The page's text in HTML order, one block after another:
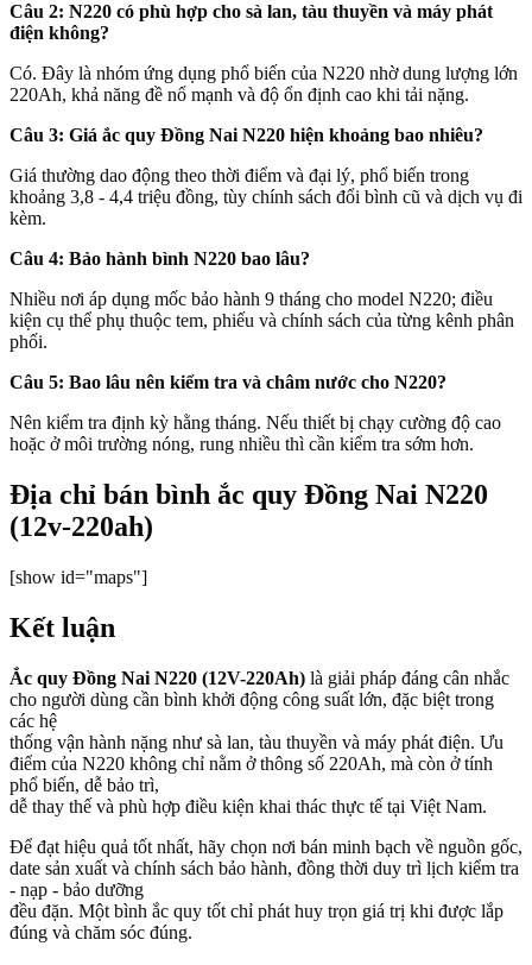
Câu 2: N220 có phù hợp cho sà lan, tàu thuyền và máy phát
điện không?
Có. Đây là nhóm ứng dụng phổ biến của N220 nhờ dung lượng lớn
220Ah, khả năng đề nổ mạnh và độ ổn định cao khi tải nặng.
Câu 3: Giá ắc quy Đồng Nai N220 hiện khoảng bao nhiêu?
Giá thường dao động theo thời điểm và đại lý, phổ biến trong
khoảng 3,8 - 4,4 triệu đồng, tùy chính sách đổi bình cũ và dịch vụ đi
kèm.
Câu 4: Bảo hành bình N220 bao lâu?
Nhiều nơi áp dụng mốc bảo hành 9 tháng cho model N220; điều
kiện cụ thể phụ thuộc tem, phiếu và chính sách của từng kênh phân
phối.
Câu 5: Bao lâu nên kiểm tra và châm nước cho N220?
Nên kiểm tra định kỳ hằng tháng. Nếu thiết bị chạy cường độ cao
hoặc ở môi trường nóng, rung nhiều thì cần kiểm tra sớm hơn.
Địa chỉ bán bình ắc quy Đồng Nai N220
(12v-220ah)
[show id="maps"]
Kết luận
Ắc quy Đồng Nai N220 (12V-220Ah) là giải pháp đáng cân nhắc
cho người dùng cần bình khởi động công suất lớn, đặc biệt trong
các hệ
thống vận hành nặng như sà lan, tàu thuyền và máy phát điện. Ưu
điểm của N220 không chỉ nằm ở thông số 220Ah, mà còn ở tính
phổ biến, dễ bảo trì,
dễ thay thế và phù hợp điều kiện khai thác thực tế tại Việt Nam.
Để đạt hiệu quả tốt nhất, hãy chọn nơi bán minh bạch về nguồn gốc,
date sản xuất và chính sách bảo hành, đồng thời duy trì lịch kiểm tra
- nạp - bảo dưỡng
đều đặn. Một bình ắc quy tốt chỉ phát huy trọn giá trị khi được lắp
đúng và chăm sóc đúng.